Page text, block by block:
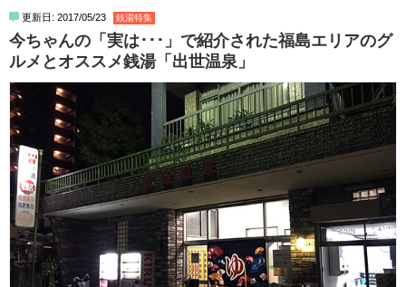
更新日: 2017/05/23 銭湯特集
今ちゃんの「実は･･･」で紹介された福島エリアのグ
ルメとオススメ銭湯「出世温泉」